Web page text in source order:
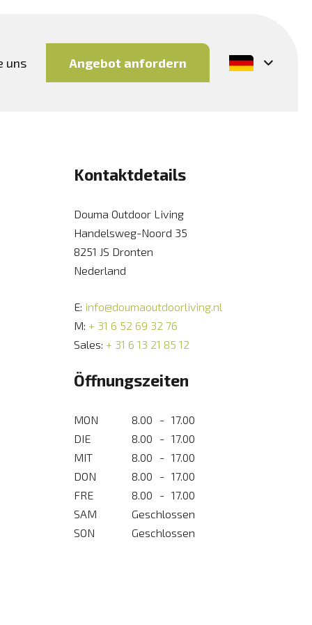
uns Angebot anfordern
Kontaktdetails
Douma Outdoor Living
Handelsweg-Noord 35
8251 JS Dronten
Nederland
E: info@doumaoutdoorliving.nl
M: + 31 6 52 69 32 76
Sales: + 31 6 13 21 85 12
Öffnungszeiten
MON 8.00 - 17.00
DIE
8.00 - 17.00
MIT
8.00 - 17.00
DON
8.00 - 17.00
FRE
8.00 - 17.00
SAM
Geschlossen
SON
Geschlossen